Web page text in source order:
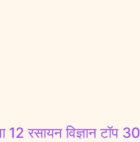
विज्ञान टॉप 30